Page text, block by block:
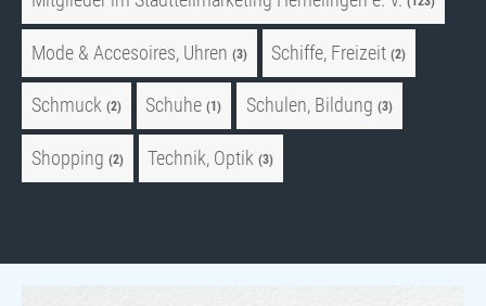
Mode & Accesoires, Uhren (3) Schiffe, Freizeit (2)
Schmuck (2) Schuhe (1) Schulen, Bildung (3)
Shopping (2) Technik, Optik (3)